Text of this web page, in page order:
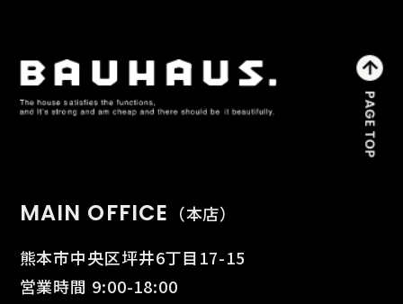
MAIN OFFICE （本店）
熊本市中央区坪井6丁目17-15
営業時間 9:00-18:00